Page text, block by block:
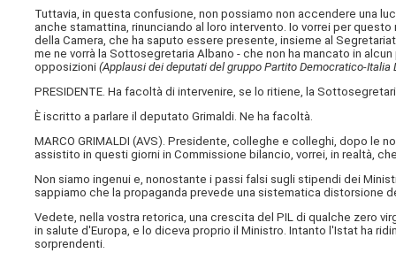
Tuttavia, in questa confusione, non possiamo non accendere una
anche stamattina, rinunciando al loro intervento. Io vorrei per
della Camera, che ha saputo essere presente, insieme al
me ne vorrà la Sottosegretaria Albano - che non ha mancato in
opposizioni(Applausi dei deputati del gruppo Partito Democratico-
PRESIDENTE. Ha facoltà di intervenire, se lo ritiene, la
È iscritto a parlare il deputato Grimaldi. Ne ha facoltà.
MARCO GRIMALDI (AVS). Presidente, colleghe e colleghi, dopo le
assistito in questi giorni in Commissione bilancio, vorrei, in realtà,
Non siamo ingenui e, nonostante i passi falsi sugli stipendi dei
sappiamo che la propaganda prevede una sistematica distorsione
Vedete, nella vostra retorica, una crescita del PIL di qualche zero
in salute d'Europa, e lo diceva proprio il Ministro. Intanto l'Istat ha
sorprendenti.